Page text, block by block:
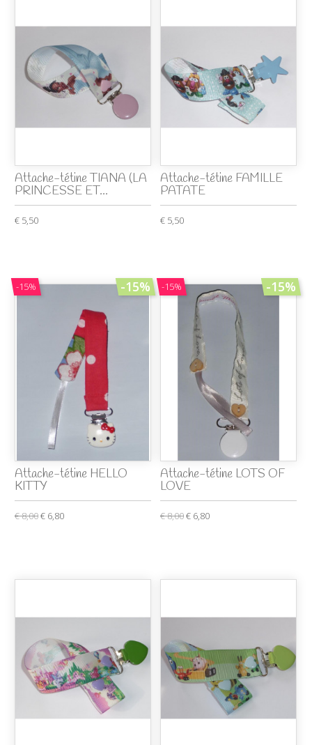
Attache-tétine TIANA (LA
PRINCESSE ET...
€ 5,50
Attache-tétine FAMILLE
PATATE
€ 5,50
-15% -15%
Attache-tétine HELLO
KITTY
€ 8,00€ 6,80
-15% -15%
Attache-tétine LOTS OF
LOVE
€ 8,00€ 6,80